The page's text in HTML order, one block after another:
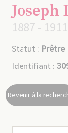
Joseph
1887 - 1911
Statut : Prêtre
Identifiant :
Revenir à la